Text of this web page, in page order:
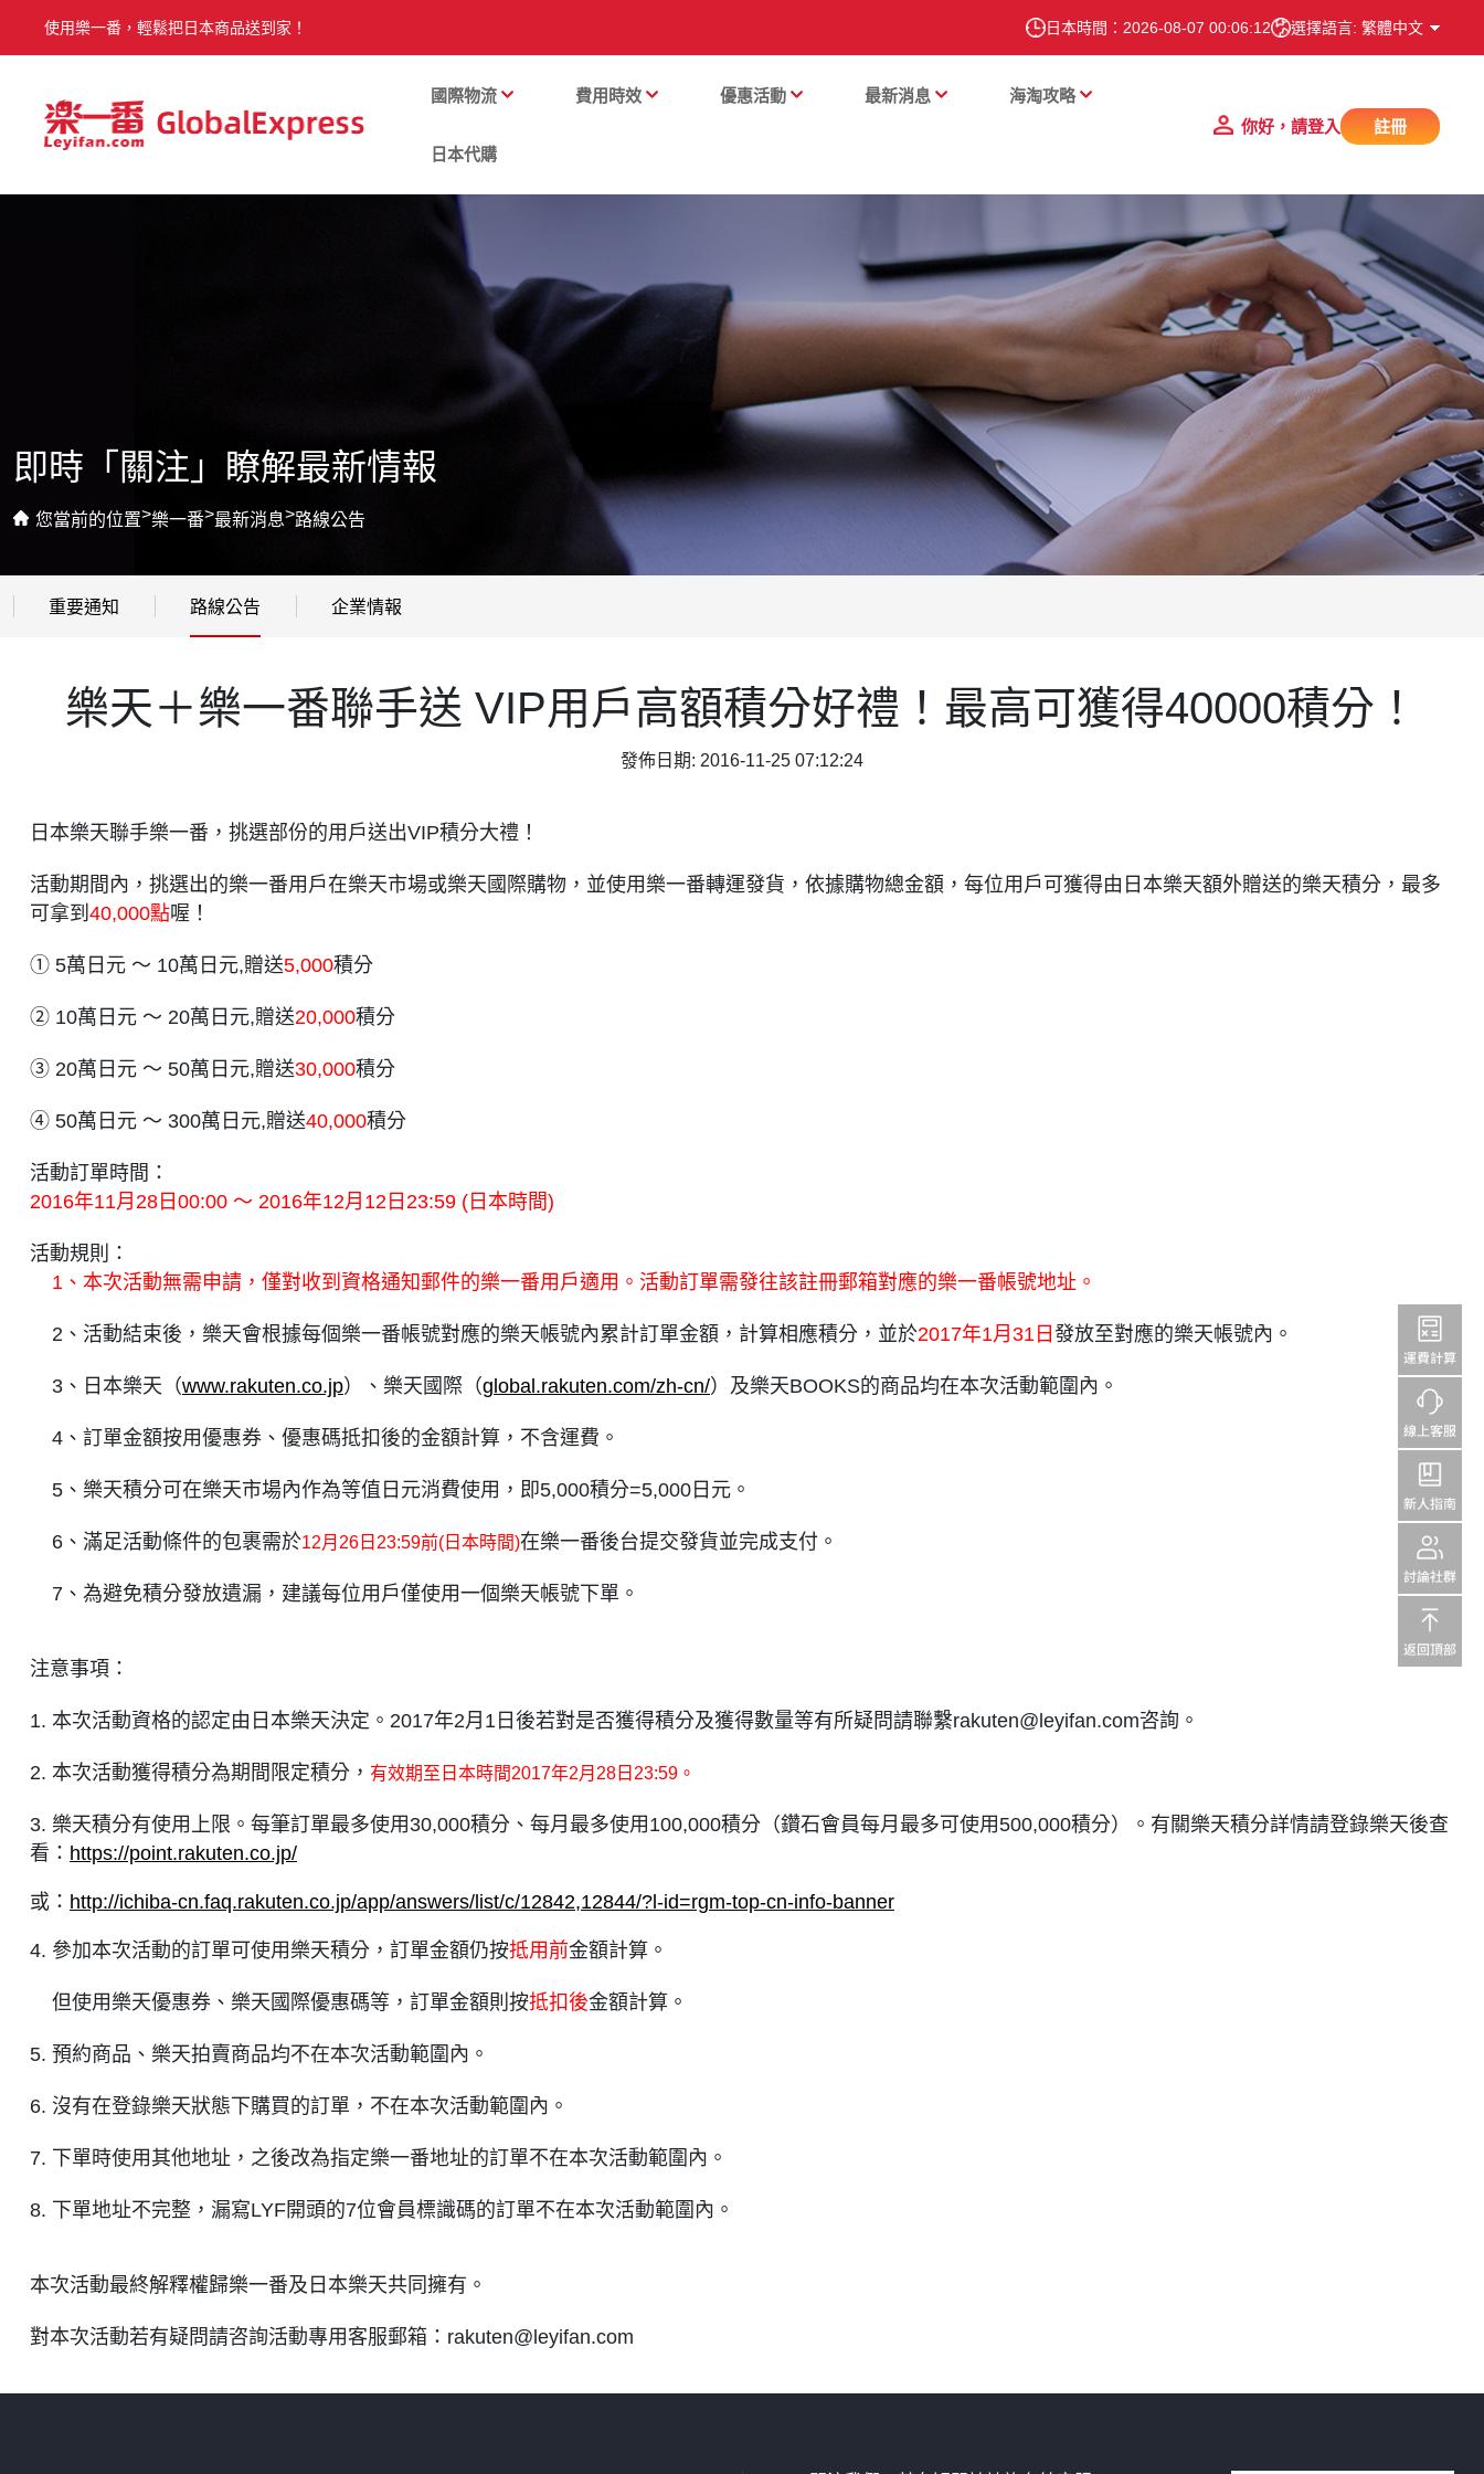
使用樂一番，輕鬆把日本商品送到家！ 日本時間： 2026-08-07 00:06:13 選擇語言: 繁體中文
國際物流 費用時效 優惠活動 最新消息 海淘攻略
日本代購
你好，請登入 註冊
即時「關注」瞭解最新情報
您當前的位置>樂一番>最新消息>路線公告
重要通知 路線公告 企業情報
樂天＋樂一番聯手送 VIP用戶高額積分好禮！最高可獲得40000積分！
發佈日期: 2016-11-25 07:12:24
日本樂天聯手樂一番，挑選部份的用戶送出VIP積分大禮！
活動期間內，挑選出的樂一番用戶在樂天市場或樂天國際購物，並使用樂一番轉運發貨，依據購物總金額，每位用戶可獲得由日本樂天額外贈送的樂天積分，最多
可拿到 40,000點喔！
① 5萬日元 ～ 10萬日元,贈送5,000積分
② 10萬日元 ～ 20萬日元,贈送20,000積分
③ 20萬日元 ～ 50萬日元,贈送30,000積分
④ 50萬日元 ～ 300萬日元,贈送40,000積分
活動訂單時間：
2016年11月28日00:00 ～ 2016年12月12日23:59 (日本時間)
活動規則：
1、本次活動無需申請，僅對收到資格通知郵件的樂一番用戶適用。活動訂單需發往該註冊郵箱對應的樂一番帳號地址。
2、活動結束後，樂天會根據每個樂一番帳號對應的樂天帳號內累計訂單金額，計算相應積分，並於2017年1月31日 發放至對應的樂天帳號內。
3、日本樂天（www.rakuten.co.jp）、樂天國際（global.rakuten.com/zh-cn/）及樂天BOOKS的商品均在本次活動範圍內。
4、訂單金額按用優惠券、優惠碼抵扣後的金額計算，不含運費。
5、樂天積分可在樂天市場內作為等值日元消費使用，即5,000積分=5,000日元。
6、滿足活動條件的包裹需於12月26日23:59前(日本時間)在樂一番後台提交發貨並完成支付。
7、為避免積分發放遺漏，建議每位用戶僅使用一個樂天帳號下單。
注意事項：
1. 本次活動資格的認定由日本樂天決定。2017年2月1日後若對是否獲得積分及獲得數量等有所疑問請聯繫rakuten@leyifan.com咨詢。
2. 本次活動獲得積分為期間限定積分， 有效期至日本時間2017年2月28日23:59。
3. 樂天積分有使用上限。每筆訂單最多使用30,000積分、每月最多使用100,000積分（鑽石會員每月最多可使用500,000積分）。有關樂天積分詳情請登錄樂天後查
看： https://point.rakuten.co.jp/
或： http://ichiba-cn.faq.rakuten.co.jp/app/answers/list/c/12842,12844/?l-id=rgm-top-cn-info-banner
4. 參加本次活動的訂單可使用樂天積分，訂單金額仍按抵用前金額計算。
但使用樂天優惠券、樂天國際優惠碼等，訂單金額則按抵扣後金額計算。
5. 預約商品、樂天拍賣商品均不在本次活動範圍內。
6. 沒有在登錄樂天狀態下購買的訂單，不在本次活動範圍內。
7. 下單時使用其他地址，之後改為指定樂一番地址的訂單不在本次活動範圍內。
8. 下單地址不完整，漏寫LYF開頭的7位會員標識碼的訂單不在本次活動範圍內。
本次活動最終解釋權歸樂一番及日本樂天共同擁有。
對本次活動若有疑問請咨詢活動專用客服郵箱：rakuten@leyifan.com